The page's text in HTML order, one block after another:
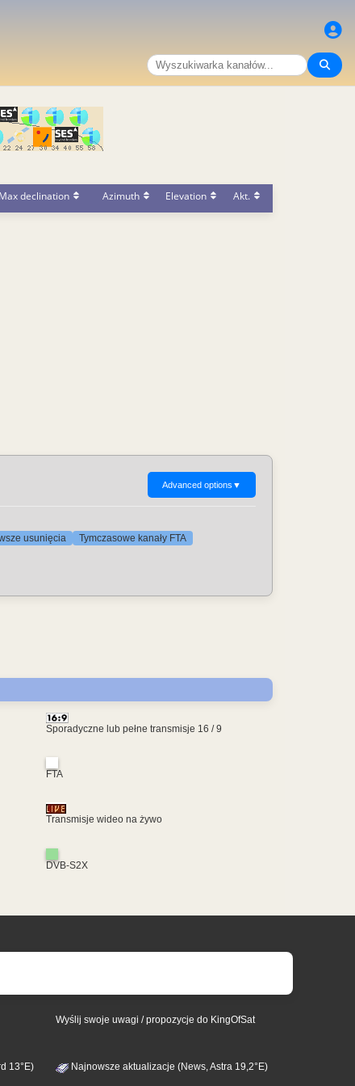
Max declination Azimuth Elevation Akt.
Advanced options ▼
usunięcia Tymczasowe kanały FTA
Sporadyczne lub pełne transmisje 16 / 9
FTA
Transmisje wideo na żywo
DVB-S2X
Wyślij swoje uwagi / propozycje do KingOfSat
13°E) Najnowsze aktualizacje (News, Astra 19,2°E)